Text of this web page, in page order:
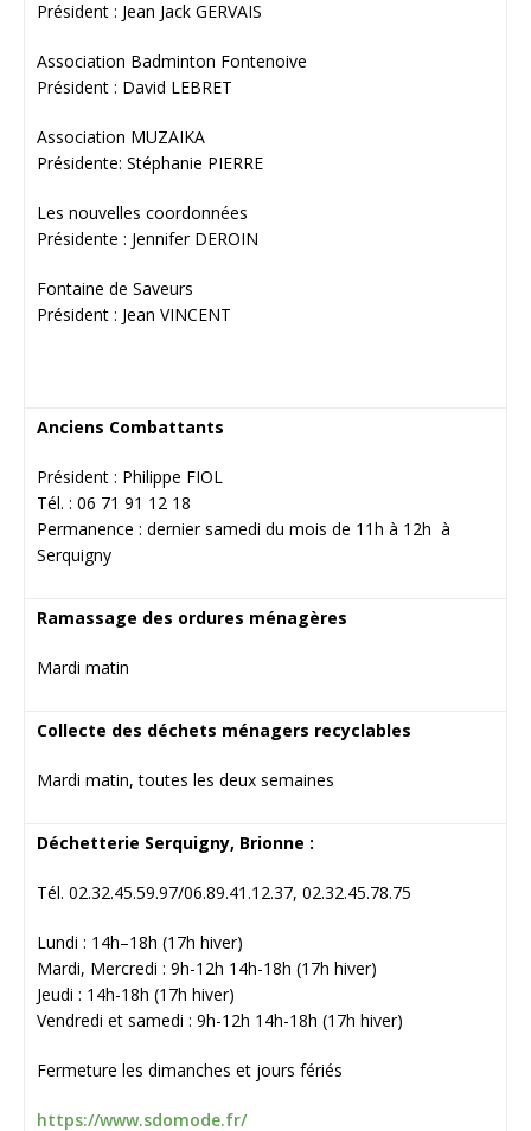
Président : Jean Jack GERVAIS
Association Badminton Fontenoive
Président : David LEBRET
Association MUZAIKA
Présidente: Stéphanie PIERRE
Les nouvelles coordonnées
Présidente : Jennifer DEROIN
Fontaine de Saveurs
Président : Jean VINCENT
Anciens Combattants
Président : Philippe FIOL
Tél. : 06 71 91 12 18
Permanence : dernier samedi du mois de 11h à 12h à
Serquigny
Ramassage des ordures ménagères
Mardi matin
Collecte des déchets ménagers recyclables
Mardi matin, toutes les deux semaines
Déchetterie Serquigny, Brionne :
Tél. 02.32.45.59.97/06.89.41.12.37, 02.32.45.78.75
Lundi : 14h–18h (17h hiver)
Mardi, Mercredi : 9h-12h 14h-18h (17h hiver)
Jeudi : 14h-18h (17h hiver)
Vendredi et samedi : 9h-12h 14h-18h (17h hiver)
Fermeture les dimanches et jours fériés
https://www.sdomode.fr/